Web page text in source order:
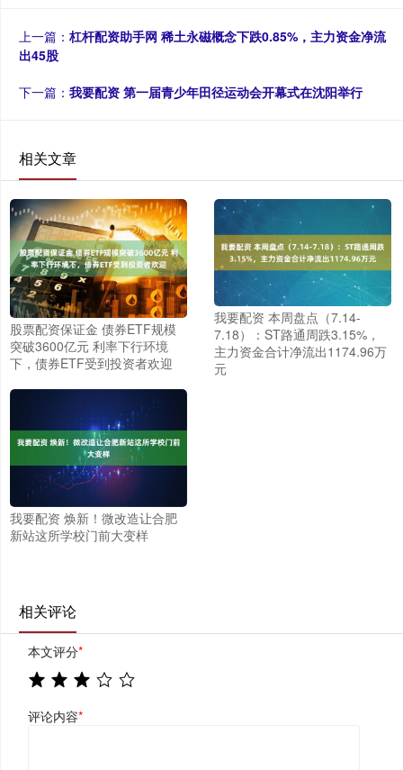
上一篇： 杠杆配资助手网 稀土永磁概念下跌0.85%，主力资金净流
出45股
下一篇： 我要配资 第一届青少年田径运动会开幕式在沈阳举行
相关文章
股票配资保证金 债券ETF规模
突破3600亿元 利率下行环境
下，债券ETF受到投资者欢迎
我要配资 本周盘点（7.14-
7.18）：ST路通周跌3.15%，
主力资金合计净流出1174.96万
元
我要配资 焕新！微改造让合肥
新站这所学校门前大变样
相关评论
本文评分*
评论内容*